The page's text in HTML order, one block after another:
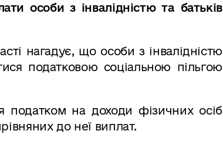
особи з інвалідністю та батьків
нагадує, що особи з інвалідністю
податковою соціальною пільгою
податком на доходи фізичних осіб
до неї виплат.